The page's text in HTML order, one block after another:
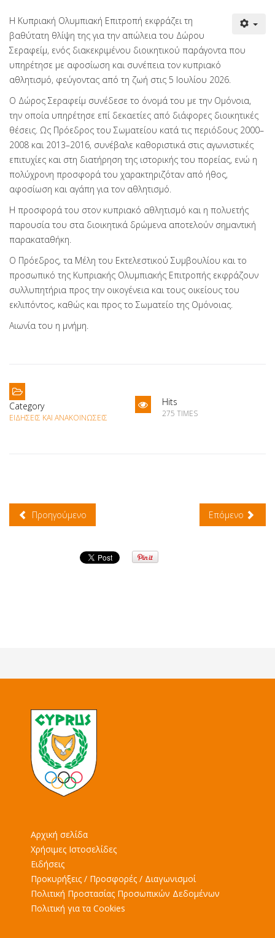
Η Κυπριακή Ολυμπιακή Επιτροπή εκφράζει τη
βαθύτατη θλίψη της για την απώλεια του Δώρου
Σεραφείμ, ενός διακεκριμένου διοικητικού παράγοντα που
υπηρέτησε με αφοσίωση και συνέπεια τον κυπριακό
αθλητισμό, φεύγοντας από τη ζωή στις 5 Ιουλίου 2026.
Ο Δώρος Σεραφείμ συνέδεσε το όνομά του με την Ομόνοια,
την οποία υπηρέτησε επί δεκαετίες από διάφορες διοικητικές
θέσεις. Ως Πρόεδρος του Σωματείου κατά τις περιόδους 2000–
2008 και 2013–2016, συνέβαλε καθοριστικά στις αγωνιστικές
επιτυχίες και στη διατήρηση της ιστορικής του πορείας, ενώ η
πολύχρονη προσφορά του χαρακτηριζόταν από ήθος,
αφοσίωση και αγάπη για τον αθλητισμό.
Η προσφορά του στον κυπριακό αθλητισμό και η πολυετής
παρουσία του στα διοικητικά δρώμενα αποτελούν σημαντική
παρακαταθήκη.
Ο Πρόεδρος, τα Μέλη του Εκτελεστικού Συμβουλίου και το
προσωπικό της Κυπριακής Ολυμπιακής Επιτροπής εκφράζουν
συλλυπητήρια προς την οικογένεια και τους οικείους του
εκλιπόντος, καθώς και προς το Σωματείο της Ομόνοιας.
Αιωνία του η μνήμη.
Category
ΕΙΔΉΣΕΙΣ ΚΑΙ ΑΝΑΚΟΙΝΏΣΕΙΣ
Hits
275 TIMES
Προηγούμενο Επόμενο
Αρχική σελίδα
Χρήσιμες Ιστοσελίδες
Ειδήσεις
Προκυρήξεις / Προσφορές / Διαγωνισμοί
Πολιτική Προστασίας Προσωπικών Δεδομένων
Πολιτική για τα Cookies